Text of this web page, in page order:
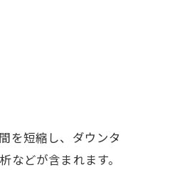
を短縮し、ダウンタ
どが含まれます。